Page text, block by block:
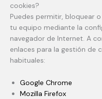
cookies?
Puedes permitir, bloquear
tu equipo mediante la
navegador de Internet. A
enlaces para la gestión de
habituales:
Google Chrome
Mozilla Firefox